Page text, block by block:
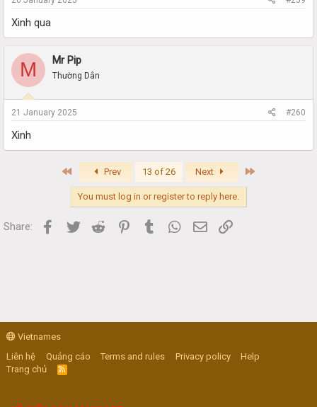
Xinh qua
M Mr Pip
Thường Dân
21 January 2025 #260
Xinh
First Prev 13 of 26 Next
You must log in or register to reply here.
Share: Facebook
Twitter Reddit PinterestTumblr WhatsApp
Email
Vietnames
Liên hệ
Quảng cáo Terms and rules Privacy policy
Help
Trang chủ
R
S